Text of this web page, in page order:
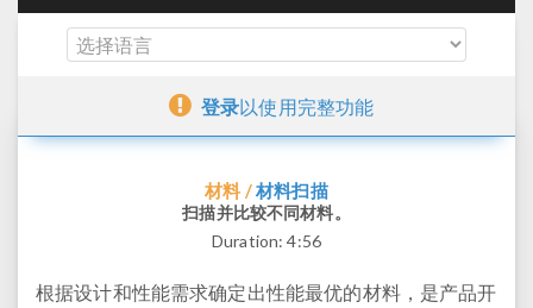
登录以使用完整功能
材料 /材料扫描
扫描并比较不同材料。
Duration:4:56
根据设计和性能需求确定出性能最优的材料，是产品开